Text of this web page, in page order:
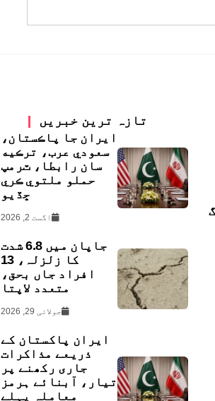
تازہ ترین خبریں
ايران جا پاڪستان،
سعودي عرب، ترڪيه
سان رابطا، ٽرمپ
حملو ملتوي ڪري
ڇڏيو
اگست 2, 2026
جاپان میں 6.8 شدت
کا زلزلہ، 13
افراد جاں بحق،
متعدد لاپتا
جولائی 29, 2026
ایران پاکستان کے
ذریعے مذاکرات
جاری رکھنے پر
تیار، آبنائے ہرمز
معاملہ پہلے